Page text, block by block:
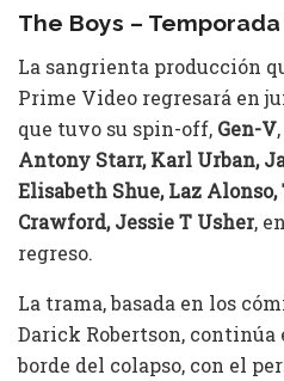
The Boys –
La sangrienta producción
Prime Video regresará en
que tuvo su spin-off, Gen-V
Antony Starr, Karl Urban,
Elisabeth Shue, Laz Alonso,
Crawford, Jessie T Usher,
regreso.
La trama, basada en los
Darick Robertson,
borde del colapso, con el